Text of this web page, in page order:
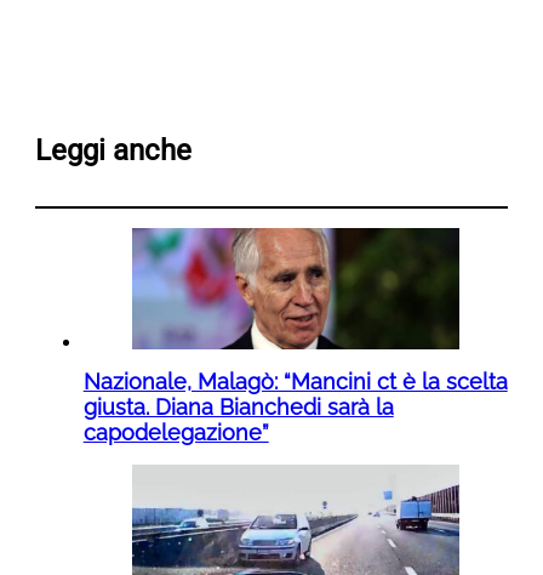
Leggi anche
Nazionale, Malagò: “Mancini ct è la scelta
giusta. Diana Bianchedi sarà la
capodelegazione”